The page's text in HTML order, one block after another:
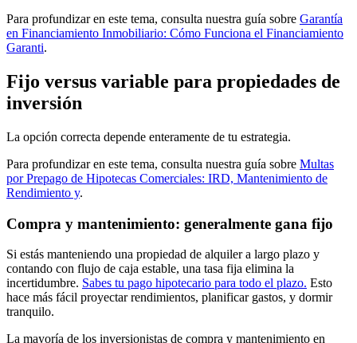
Para profundizar en este tema, consulta nuestra guía sobre Garantía
en Financiamiento Inmobiliario: Cómo Funciona el Financiamiento
Garanti.
Fijo versus variable para propiedades de
inversión
La opción correcta depende enteramente de tu estrategia.
Para profundizar en este tema, consulta nuestra guía sobre Multas
por Prepago de Hipotecas Comerciales: IRD, Mantenimiento de
Rendimiento y.
Compra y mantenimiento: generalmente gana fijo
Si estás manteniendo una propiedad de alquiler a largo plazo y
contando con flujo de caja estable, una tasa fija elimina la
incertidumbre. Sabes tu pago hipotecario para todo el plazo. Esto
hace más fácil proyectar rendimientos, planificar gastos, y dormir
tranquilo.
La mayoría de los inversionistas de compra y mantenimiento en